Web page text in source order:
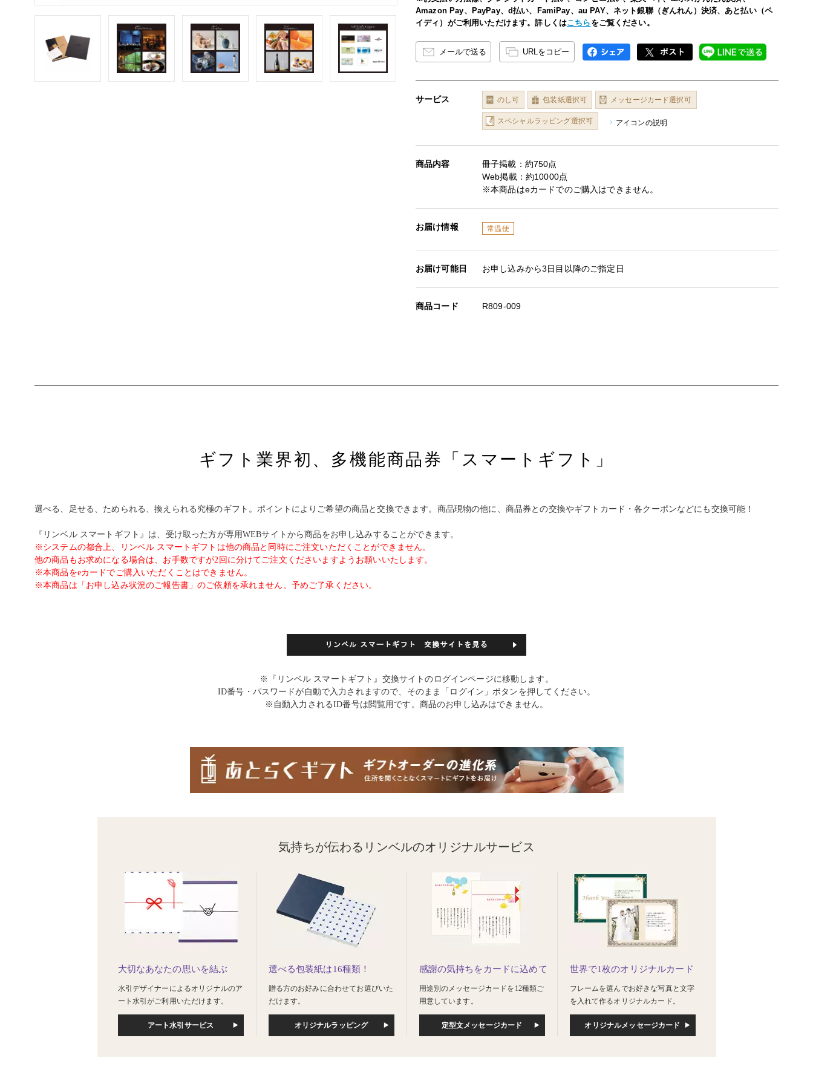
Amazon Pay、PayPay、d払い、FamiPay、au PAY、ネット銀聯（ぎんれん）決済、あと払い（ペ
イディ）がご利用いただけます。詳しくはこちら をご覧ください。
メールで送る URLをコピー
サービス のし可 包装紙選択可 メッセージカード選択可
スペシャルラッピング選択可 アイコンの説明
商品内容
冊子掲載：約750点
Web掲載：約10000点
※本商品はeカードでのご購入はできません。
お届け情報 常温便
お届け可能日 お申し込みから3日目以降のご指定日
商品コード R809-009
ギフト業界初、多機能商品券「スマートギフト」
選べる、足せる、ためられる、換えられる究極のギフト。ポイントによりご希望の商品と交換できます。商品現物の他に、商品券との交換やギフトカード・各クーポンなどにも交換可能！
『リンベル スマートギフト』は、受け取った方が専用WEBサイトから商品をお申し込みすることができます。
※システムの都合上、リンベル スマートギフトは他の商品と同時にご注文いただくことができません。
他の商品もお求めになる場合は、お手数ですが2回に分けてご注文くださいますようお願いいたします。
※本商品をeカードでご購入いただくことはできません。
※本商品は「お申し込み状況のご報告書」のご依頼を承れません。予めご了承ください。
※『リンベル スマートギフト』交換サイトのログインページに移動します。
ID番号・パスワードが自動で入力されますので、そのまま「ログイン」ボタンを押してください。
※自動入力されるID番号は閲覧用です。商品のお申し込みはできません。
気持ちが伝わるリンベルのオリジナルサービス
大切なあなたの思いを結ぶ
水引デザイナーによるオリジナルのア
ート水引がご利用いただけます。
アート水引サービス
選べる包装紙は16種類！
贈る方のお好みに合わせてお選びいた
だけます。
オリジナルラッピング
感謝の気持ちをカードに込めて
用途別のメッセージカードを12種類ご
用意しています。
定型文メッセージカード
世界で1枚のオリジナルカード
フレームを選んでお好きな写真と文字
を入れて作るオリジナルカード。
オリジナルメッセージカード